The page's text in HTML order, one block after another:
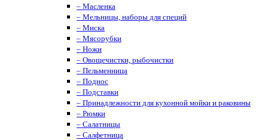
– Масленка
– Мельницы, наборы для специй
– Миска
– Мясорубки
– Ножи
– Овощечистки, рыбочистки
– Пельменница
– Поднос
– Подставки
– Принадлежности для кухонной мойки и раковины
– Рюмки
– Салатницы
– Салфетница